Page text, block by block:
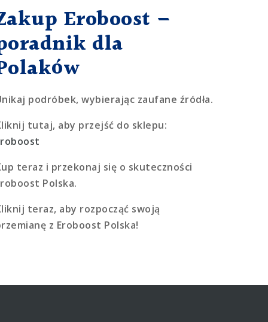
Eroboost –
dla
podróbek, wybierając zaufane źródła.
tutaj, aby przejść do sklepu:
teraz i przekonaj się o skuteczności
Polska.
teraz, aby rozpocząć swoją
z Eroboost Polska!